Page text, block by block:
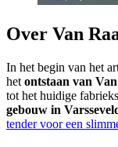
Over Van
In het begin van het
het ontstaan van
tot het huidige
gebouw in
tender voor een